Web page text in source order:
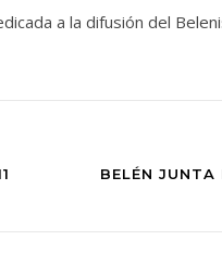
a la difusión del
BELÉN JUNTA